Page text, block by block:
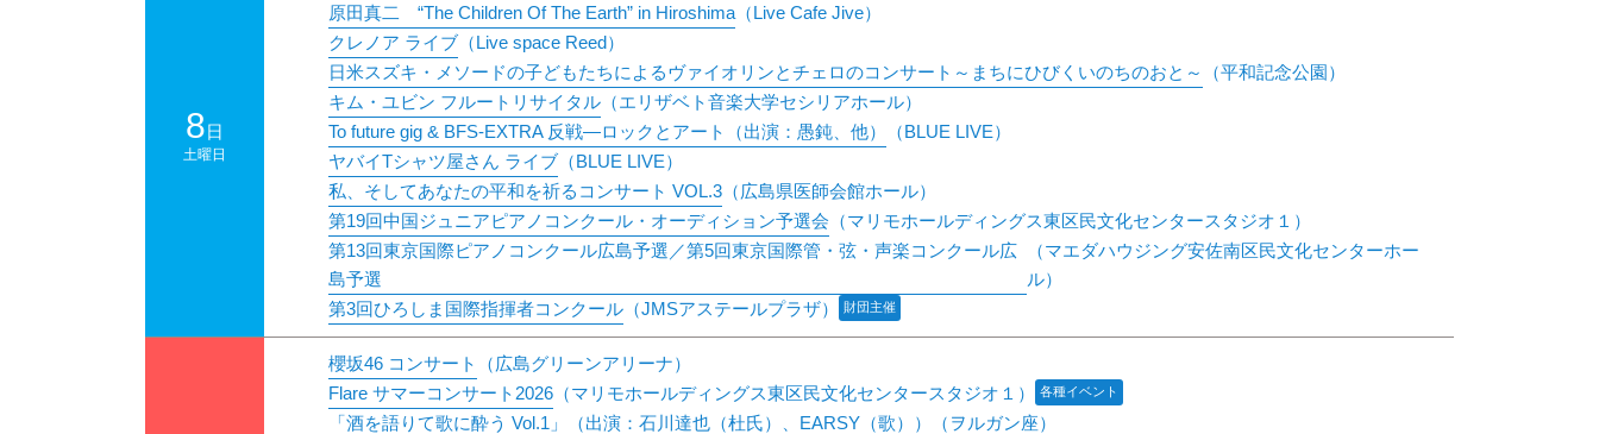
8日
土曜日
原田真二 “The Children Of The Earth” in Hiroshima （Live Cafe Jive）
クレノア ライブ （Live space Reed）
日米スズキ・メソードの子どもたちによるヴァイオリンとチェロのコンサート～まちにひびくいのちのおと～
（平和記念公園）
キム・ユビン フルートリサイタル （エリザベト音楽大学セシリアホール）
To future gig & BFS-EXTRA 反戦―ロックとアート（出演：愚鈍、他）
（BLUE LIVE）
ヤバイTシャツ屋さん ライブ （BLUE LIVE）
私、そしてあなたの平和を祈るコンサート VOL.3 （広島県医師会館ホール）
第19回中国ジュニアピアノコンクール・オーディション予選会 （マリモホールディングス東区民文化センタースタジオ１）
第13回東京国際ピアノコンクール広島予選／第5回東京国際管・弦・声楽コンクール広
島予選
（マエダハウジング安佐南区民文化センターホー
ル）
財団主催
第3回ひろしま国際指揮者コンクール （JMSアステールプラザ）
櫻坂46 コンサート （広島グリーンアリーナ）
各種イベント
Flare サマーコンサート2026 （マリモホールディングス東区民文化センタースタジオ１）
「酒を語りて歌に酔う Vol.1」（出演：石川達也（杜氏）、EARSY（歌））
（ヲルガン座）